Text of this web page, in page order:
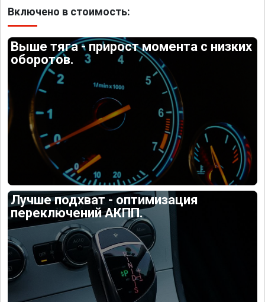
Включено в стоимость:
Выше тяга - прирост момента с низких
оборотов.
Лучше подхват - оптимизация
переключений АКПП.